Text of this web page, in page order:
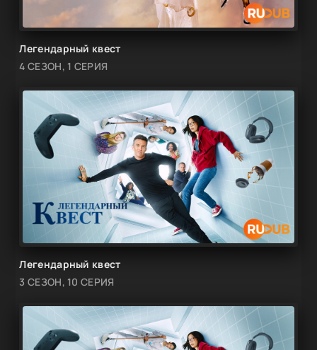
Легендарный квест
4 СЕЗОН, 1 СЕРИЯ
Легендарный квест
3 СЕЗОН, 10 СЕРИЯ